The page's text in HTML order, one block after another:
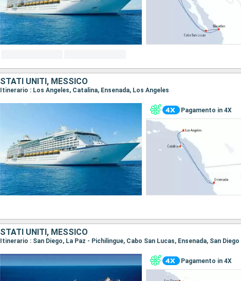
STATI UNITI, MESSICO
Itinerario : Los Angeles, Catalina, Ensenada, Los Angeles
Pagamento in 4X
STATI UNITI, MESSICO
Itinerario : San Diego, La Paz - Pichilingue, Cabo San Lucas, Ensenada, San Diego
Pagamento in 4X